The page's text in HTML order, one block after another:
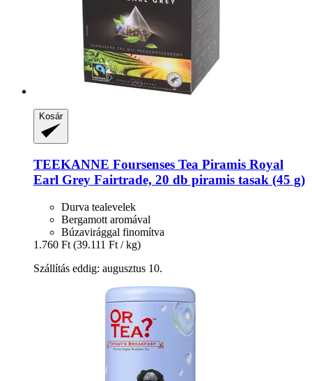
Kosár
TEEKANNE Foursenses Tea Piramis Royal
Earl Grey Fairtrade, 20 db piramis tasak (45 g)
Durva tealevelek
Bergamott aromával
Búzavirággal finomítva
1.760 Ft (39.111 Ft / kg)
Szállítás eddig: augusztus 10.